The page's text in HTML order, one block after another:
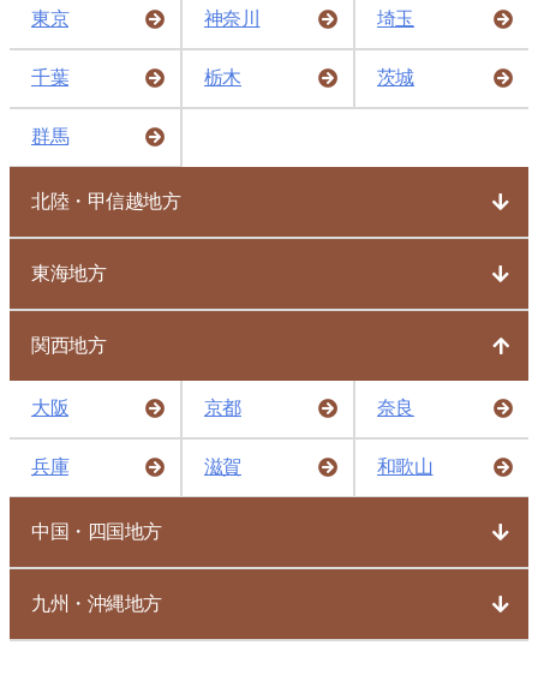
東京 神奈川 埼玉
千葉 栃木 茨城
群馬
北陸・甲信越地方
東海地方
関西地方
大阪 京都 奈良
兵庫 滋賀 和歌山
中国・四国地方
九州・沖縄地方